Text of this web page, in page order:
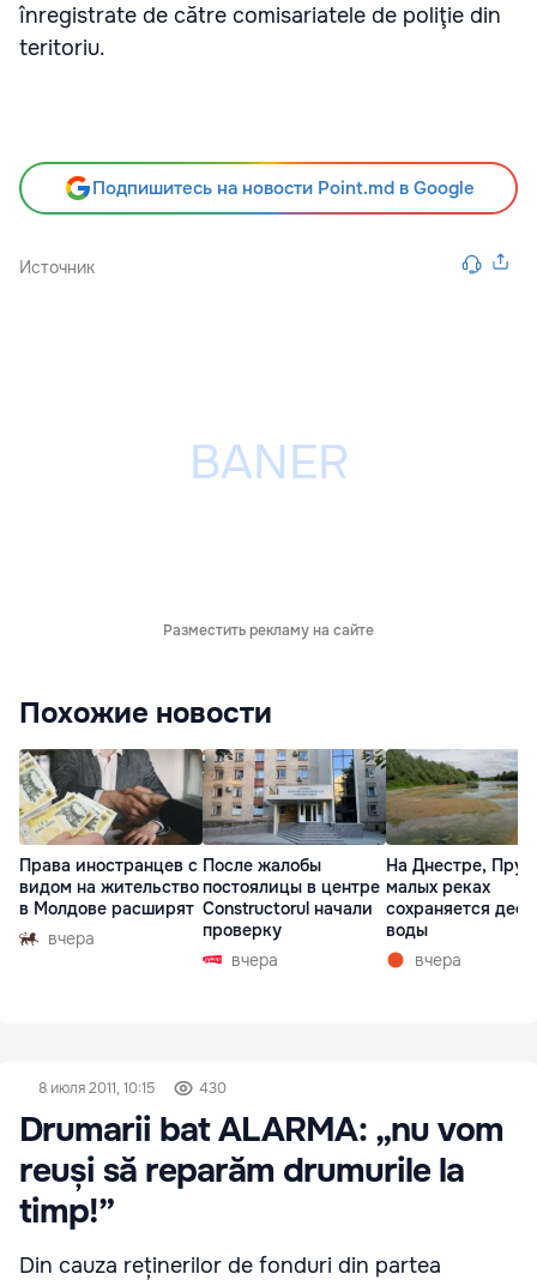
înregistrate de către comisariatele de poliţie din
teritoriu.
Подпишитесь на новости Point.md в Google
Источник
Разместить рекламу на сайте
Похожие новости
Права иностранцев с
видом на жительство
в Молдове расширят
вчера
После жалобы
постоялицы в центре
Constructorul начали
проверку
вчера
На Днестре,
малых реках
сохраняется
воды
вчера
8 июля 2011, 10:15 430
Drumarii bat ALARMA: „nu vom
reuși să reparăm drumurile la
timp!”
Din cauza reținerilor de fonduri din partea